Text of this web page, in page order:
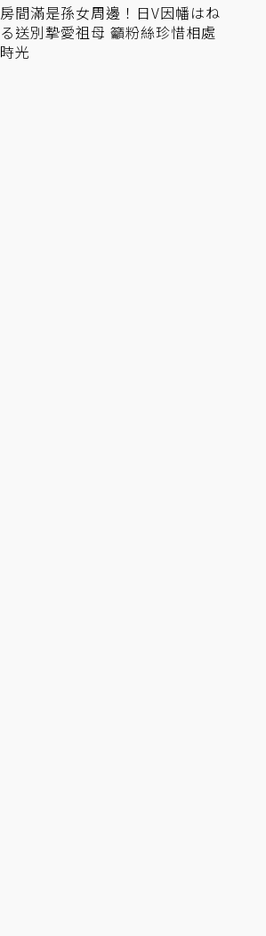
房間滿是孫女周邊！日V因幡はね
る送別摯愛祖母 籲粉絲珍惜相處
時光